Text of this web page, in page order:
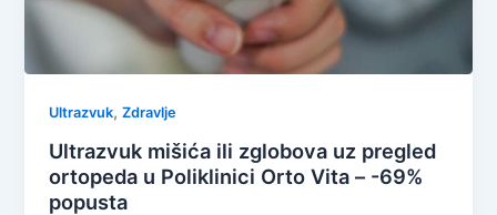
Ultrazvuk,Zdravlje
Ultrazvuk mišića ili zglobova uz pregled
ortopeda u Poliklinici Orto Vita – -69%
popusta